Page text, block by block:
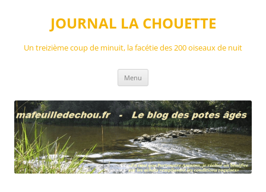
JOURNAL LA CHOUETTE
Un treizième coup de minuit, la facétie des 200 oiseaux de nuit
Menu